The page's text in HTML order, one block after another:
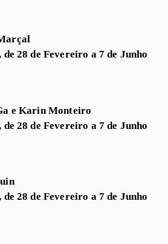
28 de Fevereiro a 7 de Junho
e Karin Monteiro
28 de Fevereiro a 7 de Junho
28 de Fevereiro a 7 de Junho